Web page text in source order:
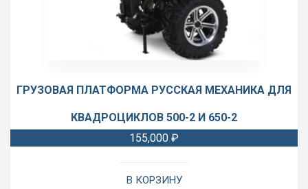
ГРУЗОВАЯ ПЛАТФОРМА РУССКАЯ МЕХАНИКА ДЛЯ
КВАДРОЦИКЛОВ 500-2 И 650-2
155,000 ₽
В КОРЗИНУ